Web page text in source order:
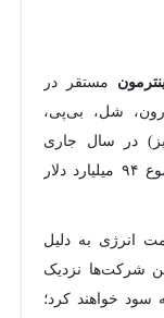
مستقر در
شل، بی‌پی،
در سال جاری
میلادی به‌دلیل بحران در خاورمیانه، در مجموع ۹۴ میلیارد دلار
انرژی به دلیل
شرکت‌ها نزدیک
یورو) در ثانیه سود خواهند کرد؛